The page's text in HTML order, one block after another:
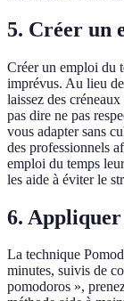
5. Créer un
Créer un emploi du
imprévus. Au lieu
laissez des
pas dire ne pas
vous adapter sans
des professionnels
emploi du temps
les aide à éviter le
6.
La technique
minutes, suivis de
pomodoros »,